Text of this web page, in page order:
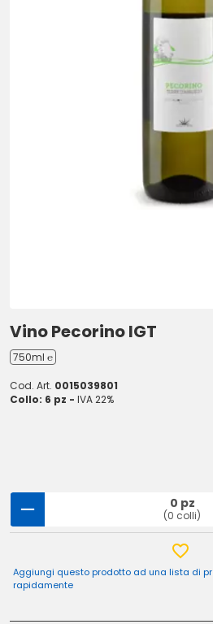
Vino Pecorino IGT
750ml ℮
Cod. Art. 0015039801
Collo: 6 pz - IVA 22%
0 pz
(0 colli)
Aggiungi questo prodotto ad una lista di
rapidamente